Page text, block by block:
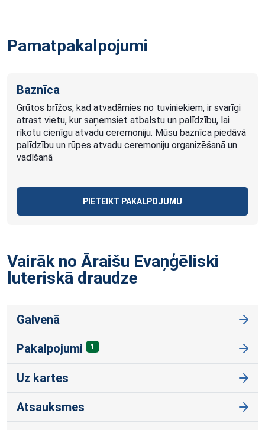
Pamatpakalpojumi
Baznīca
Grūtos brīžos, kad atvadāmies no tuviniekiem, ir svarīgi
atrast vietu, kur saņemsiet atbalstu un palīdzību, lai
rīkotu cienīgu atvadu ceremoniju. Mūsu baznīca piedāvā
palīdzību un rūpes atvadu ceremoniju organizēšanā un
vadīšanā
PIETEIKT PAKALPOJUMU
Vairāk no Āraišu Evaņģēliski
luteriskā draudze
Galvenā
Pakalpojumi 1
Uz kartes
Atsauksmes